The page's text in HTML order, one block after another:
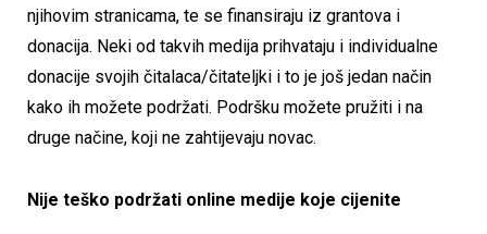
njihovim stranicama, te se finansiraju iz grantova i
donacija. Neki od takvih medija prihvataju i individualne
donacije svojih čitalaca/čitateljki i to je još jedan način
kako ih možete podržati. Podršku možete pružiti i na
druge načine, koji ne zahtijevaju novac.
Nije teško podržati online medije koje cijenite